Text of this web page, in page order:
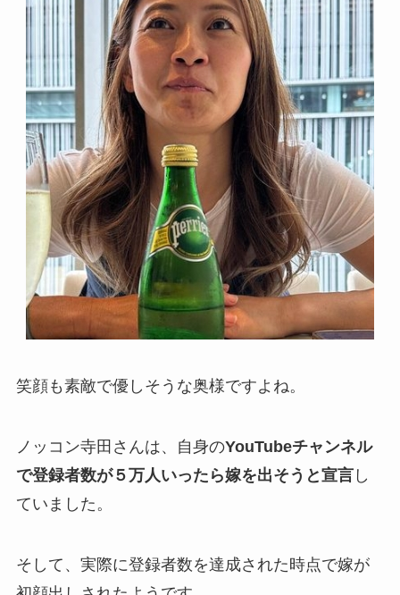
笑顔も素敵で優しそうな奥様ですよね。
ノッコン寺田さんは、自身のYouTubeチャンネル
で登録者数が５万人いったら嫁を出そうと宣言し
ていました。
そして、実際に登録者数を達成された時点で嫁が